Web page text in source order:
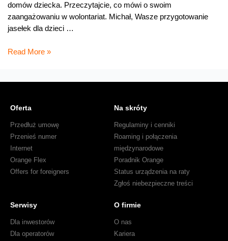
domów dziecka. Przeczytajcie, co mówi o swoim
zaangażowaniu w wolontariat. Michał, Wasze przygotowanie
jasełek dla dzieci …
Skąd
Read More »
Oferta
Przedłuż umowę
Przenieś numer
Internet
Orange Flex
Offers for foreigners
Na skróty
Regulaminy i cenniki
Roaming i połączenia
międzynarodowe
Poradnik Orange
Status urządzenia na raty
Zgłoś niebezpieczne treści
Serwisy
Dla inwestorów
Dla operatorów
O firmie
O nas
Kariera